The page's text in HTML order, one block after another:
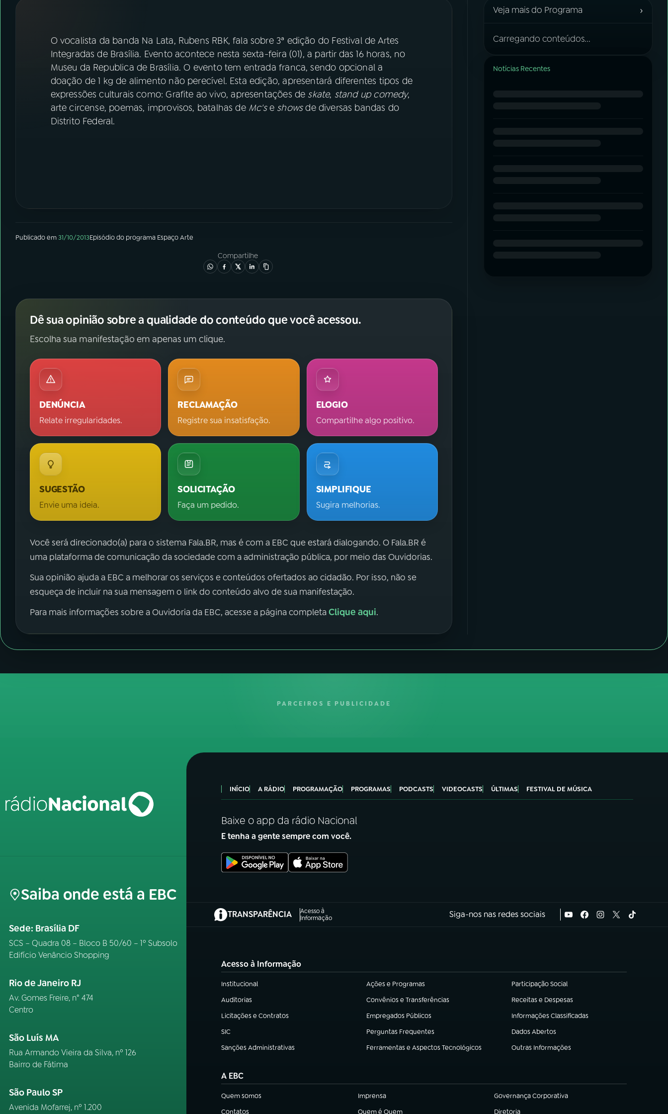
FESTIVAL DE MÚSICA
ACOMPANHE A RÁDIO NACIONAL
Instagram X
O vocalista da banda Na Lata, Rubens RBK, fala sobre 3ª edição do Festival de Artes
Integradas de Brasília. Evento acontece nesta sexta-feira (01), a partir das 16 horas, no
Museu da Republica de Brasília. O evento tem entrada franca, sendo opcional a
doação de 1 kg de alimento não perecível. Esta edição, apresentará diferentes tipos de
expressões culturais como: Grafite ao vivo, apresentações de skate, stand up comedy,
arte circense, poemas, improvisos, batalhas deMc'se showsde diversas bandas do
Distrito Federal.
Publicado em31/10/2013Episódiodo programa Espaço Arte
Compartilhe
Dê sua opinião sobre a qualidade do conteúdo que você acessou.
Escolha sua manifestação em apenas um clique.
DENÚNCIA
Relate irregularidades.
RECLAMAÇÃO
Registre sua insatisfação.
ELOGIO
Compartilhe algo positivo.
SUGESTÃO
Envie uma ideia.
SOLICITAÇÃO
Faça um pedido.
SIMPLIFIQUE
Sugira melhorias.
Você será direcionado(a) para o sistema Fala.BR, mas é com a EBC que estará dialogando. O Fala.BR é
uma plataforma de comunicação da sociedade com a administração pública, por meio das Ouvidorias.
Sua opinião ajuda a EBC a melhorar os serviços e conteúdos ofertados ao cidadão. Por isso, não se
esqueça de incluir na sua mensagem o link do conteúdo alvo de sua manifestação.
Para mais informações sobre a Ouvidoria da EBC, acesse a página completaClique aqui.
Veja mais do Programa ›
Carregando conteúdos...
Notícias Recentes
PARCEIROS E PUBLICIDADE
Saiba onde está a EBC
Sede: Brasília DF
SCS – Quadra 08 – Bloco B 50/60 – 1º Subsolo
Edifício Venâncio Shopping
Rio de Janeiro RJ
Av. Gomes Freire, n° 474
Centro
São Luís MA
Rua Armando Vieira da Silva, nº 126
Bairro de Fátima
São Paulo SP
Avenida Mofarrej, nº 1.200
INÍCIO A RÁDIO PROGRAMAÇÃO PROGRAMAS PODCASTS VIDEOCASTS ÚLTIMAS FESTIVAL DE MÚSICA
Baixe o app da rádio Nacional
E tenha a gente sempre com você.
TRANSPARÊNCIA
Acesso à
Informação
(abre em nova aba) Siga-nos nas redes sociais
Acesso à Informação
Institucional
(abre em nova aba) Ações e Programas
(abre em nova aba) Participação Social
(abre em nova aba)
Auditorias
(abre em nova aba) Convênios e Transferências
(abre em nova aba) Receitas e Despesas
(abre em nova aba)
Licitações e Contratos
(abre em nova aba) Empregados Públicos
(abre em nova aba) Informações Classificadas
(abre em nova aba)
SIC
(abre em nova aba) Perguntas Frequentes
(abre em nova aba) Dados Abertos
(abre em nova aba)
Sanções Administrativas
(abre em nova aba) Ferramentas e Aspectos Tecnológicos
(abre em nova aba) Outras Informações
(abre em nova aba)
A EBC
Quem somos
(abre em nova aba) Imprensa
(abre em nova aba) Governança Corporativa
(abre em nova aba)
Contatos
Quem é Quem Diretoria